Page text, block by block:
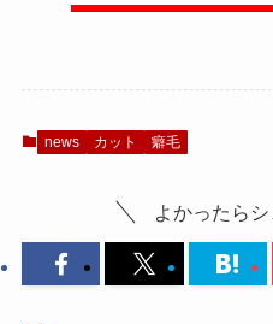
news カット 癖毛
よかったらシ